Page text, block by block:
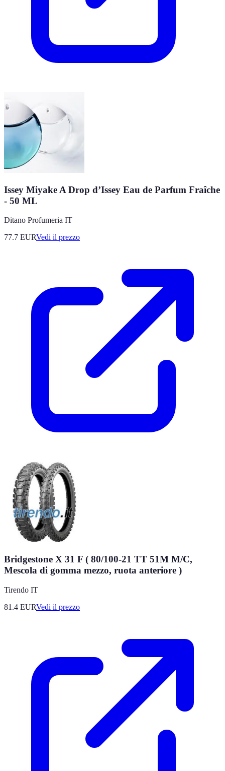
Issey Miyake A Drop d’Issey Eau de Parfum Fraîche
- 50 ML
Ditano Profumeria IT
77.7 EURVedi il prezzo
Bridgestone X 31 F ( 80/100-21 TT 51M M/C,
Mescola di gomma mezzo, ruota anteriore )
Tirendo IT
81.4 EURVedi il prezzo